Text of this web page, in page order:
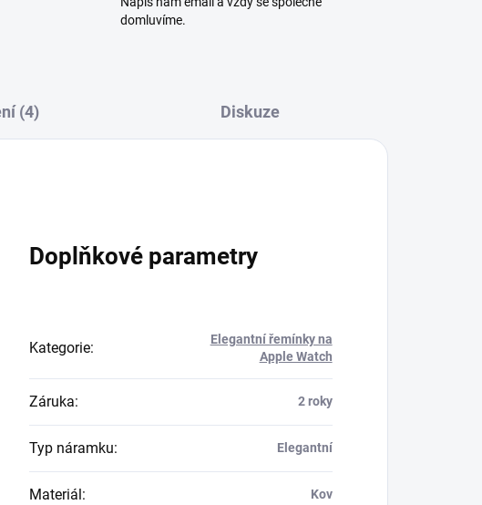
domluvíme.
(4) Diskuze
Doplňkové parametry
Kategorie:
Elegantní řemínky na
Apple Watch
Záruka: 2 roky
Typ náramku: Elegantní
Materiál: Kov